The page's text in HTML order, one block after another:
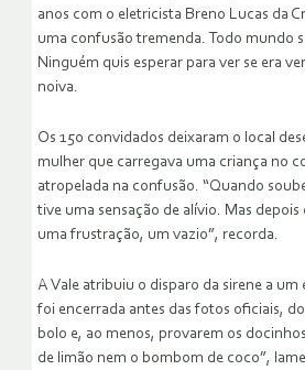
anos com o eletricista Breno Lucas da
uma confusão tremenda. Todo mundo
Ninguém quis esperar para ver se era
noiva.
Os 150 convidados deixaram o local
mulher que carregava uma criança no
atropelada na confusão. “Quando
tive uma sensação de alívio. Mas depois
uma frustração, um vazio”, recorda.
A Vale atribuiu o disparo da sirene a
foi encerrada antes das fotos oficiais,
bolo e, ao menos, provarem os
de limão nem o bombom de coco”,